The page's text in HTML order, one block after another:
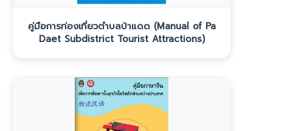
คู่มือการท่องเที่ยวตำบลป่าแดด (Manual of Pa
Daet Subdistrict Tourist Attractions)